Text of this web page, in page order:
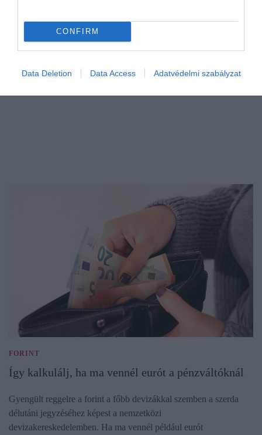
CONFIRM
Data Deletion Data Access Adatvédelmi szabályzat
FORINT
Így kalkulálj, ha ma vennél eurót a pénzváltóknál
Gyengült reggelre a forint a főbb devizákkal szemben a szerda
délutáni jegyzéséhez képest a nemzetközi
devizakereskedelemben. Ha ma vennél például eurót